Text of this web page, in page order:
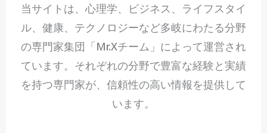
当サイトは、心理学、ビジネス、ライフスタイ
ル、健康、テクノロジーなど多岐にわたる分野
の専門家集団「Mr.Xチーム」によって運営され
ています。それぞれの分野で豊富な経験と実績
を持つ専門家が、信頼性の高い情報を提供して
います。